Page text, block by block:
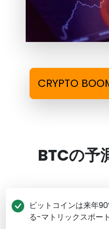
CRYPTO
BTCの予
ビットコインは来年
る-マトリックスポート